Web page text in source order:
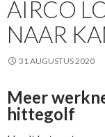
AIRCO
NAAR
31 AUGUSTUS 2020
Meer
hittegolf